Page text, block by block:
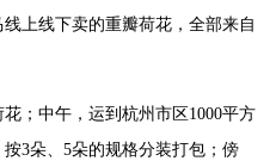
上线下卖的重瓣荷花，全部来自
；中午，运到杭州市区1000平方
3朵、5朵的规格分装打包；傍